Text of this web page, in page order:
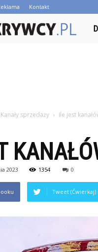
Kontakt
Kanały sprzedaży Ile jest
2023 1354 0
Tweet